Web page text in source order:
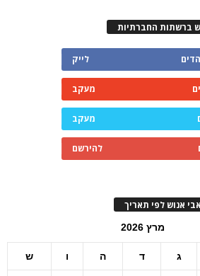
ברשתות החברתיות
לייק
מעקב
מעקב
להירשם
אנוש לפי תאריך
מרץ 2026
ג ד ה ו ש